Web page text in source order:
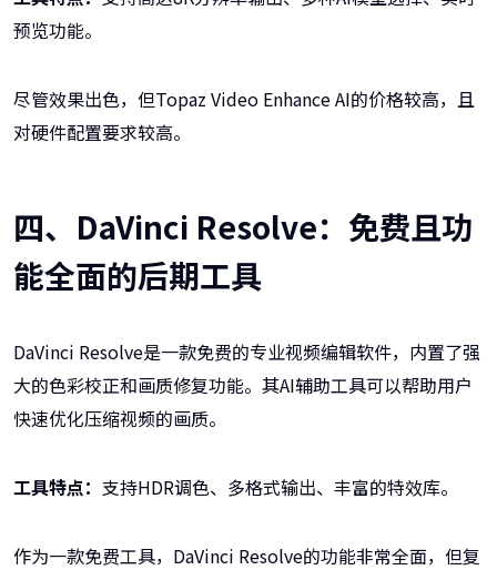
预览功能。
尽管效果出色，但Topaz Video Enhance AI的价格较高，且
对硬件配置要求较高。
四、DaVinci Resolve：免费且功
能全面的后期工具
DaVinci Resolve是一款免费的专业视频编辑软件，内置了强
大的色彩校正和画质修复功能。其AI辅助工具可以帮助用户
快速优化压缩视频的画质。
工具特点： 支持HDR调色、多格式输出、丰富的特效库。
作为一款免费工具，DaVinci Resolve的功能非常全面，但复